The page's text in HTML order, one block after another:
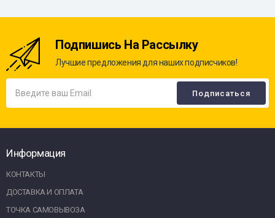
Подпишись На Рассылку
Лучшие предложения для наших подписчиков!
Информация
КОНТАКТЫ
ДОСТАВКА И ОПЛАТА
ТОЧКА САМОВЫВОЗА